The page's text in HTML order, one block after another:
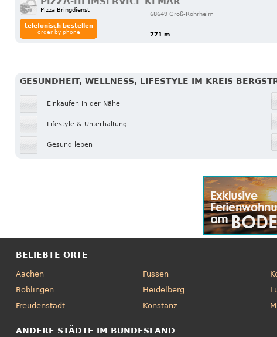
Pizza Bringdienst
68649 Groß-Rohrheim
771 m
telefonisch bestellen
order by phone
GESUNDHEIT, WELLNESS, LIFESTYLE IM KREIS
Einkaufen in der Nähe
Lifestyle & Unterhaltung
Gesund leben
BELIEBTE ORTE
Aachen
Böblingen
Freudenstadt
Füssen
Heidelberg
Konstanz
ANDERE STÄDTE IM BUNDESLAND